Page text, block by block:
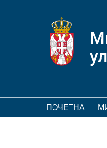
ПОЧЕТНА